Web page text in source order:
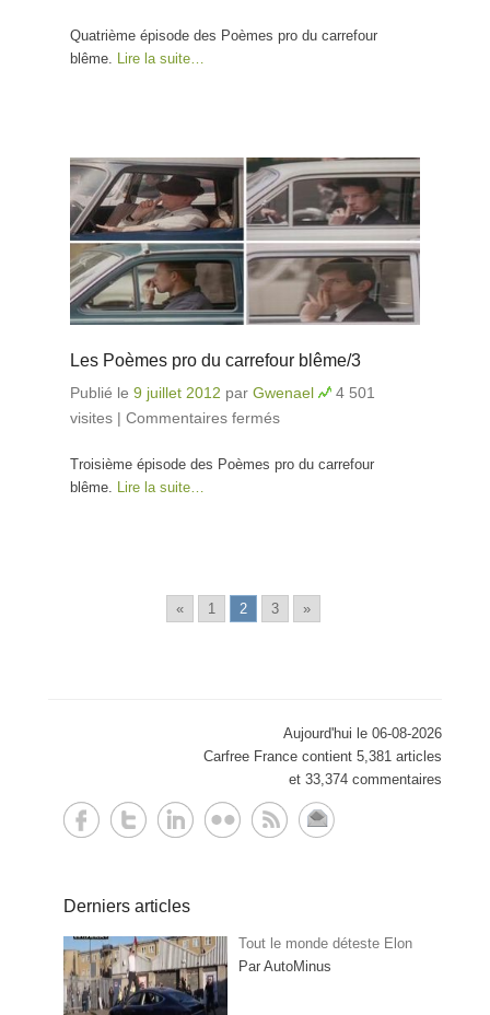
Quatrième épisode des Poèmes pro du carrefour
blême. Lire la suite…
Les Poèmes pro du carrefour blême/3
Publié le 9 juillet 2012 par Gwenael
4 501
visites | Commentaires fermés
Troisième épisode des Poèmes pro du carrefour
blême. Lire la suite…
« 1 2 3 »
Aujourd'hui le 06-08-2026
Carfree France contient 5,381 articles
et 33,374 commentaires
Derniers articles
Tout le monde déteste Elon
Par AutoMinus